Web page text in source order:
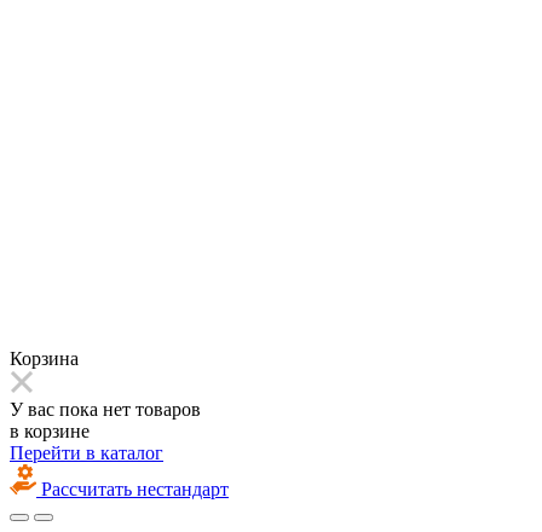
Корзина
У вас пока нет товаров
в корзине
Перейти в каталог
Рассчитать нестандарт